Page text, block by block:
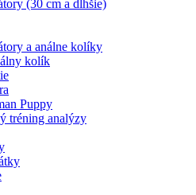
(30 cm a dlhšie)
a análne kolíky
kolík
Puppy
tréning analýzy